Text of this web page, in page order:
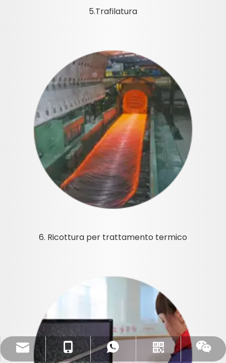
5.Trafilatura
6. Ricottura per trattamento termico
dlx-group@dlx-alloy.com
+ 13218680935
+ 13218680935
Whatsapp
Wechat